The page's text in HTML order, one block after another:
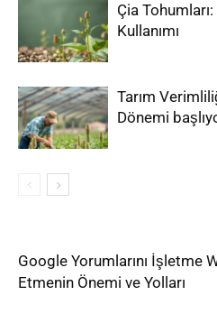
Çia
Kullanımı
Tarım
Dönemi
Google Yorumlarını İşletme
Etmenin Önemi ve Yolları